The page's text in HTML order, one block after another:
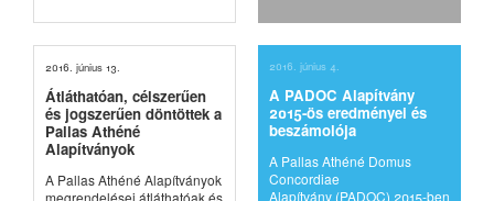
2016. június 13.
Átláthatóan, célszerűen
és jogszerűen döntöttek a
Pallas Athéné
Alapítványok
A Pallas Athéné Alapítványok
megrendelései átláthatóak és
2016. június 4.
A PADOC Alapítvány
2015-ös eredményei és
beszámolója
A Pallas Athéné Domus
Concordiae
Alapítvány (PADOC) 2015-ben